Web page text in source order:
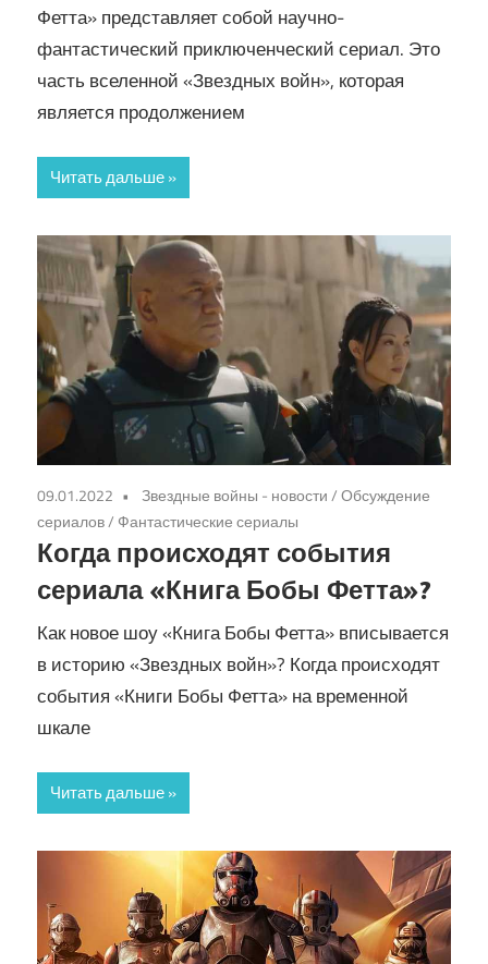
Фетта» представляет собой научно-
фантастический приключенческий сериал. Это
часть вселенной «Звездных войн», которая
является продолжением
Читать дальше
09.01.2022 Звездные войны - новости/Обсуждение
сериалов/ Фантастические сериалы
Когда происходят события
сериала «Книга Бобы Фетта»?
Как новое шоу «Книга Бобы Фетта» вписывается
в историю «Звездных войн»? Когда происходят
события «Книги Бобы Фетта» на временной
шкале
Читать дальше